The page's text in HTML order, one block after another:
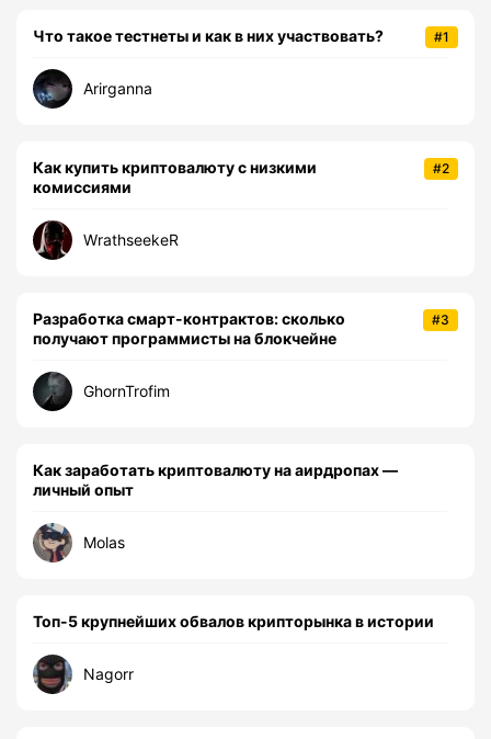
#1
Что такое тестнеты и как в них участвовать?
Arirganna
#2
Как купить криптовалюту с низкими
комиссиями
WrathseekeR
#3
Разработка смарт-контрактов: сколько
получают программисты на блокчейне
GhornTrofim
Как заработать криптовалюту на аирдропах —
личный опыт
Molas
Топ-5 крупнейших обвалов крипторынка в истории
Nagorr